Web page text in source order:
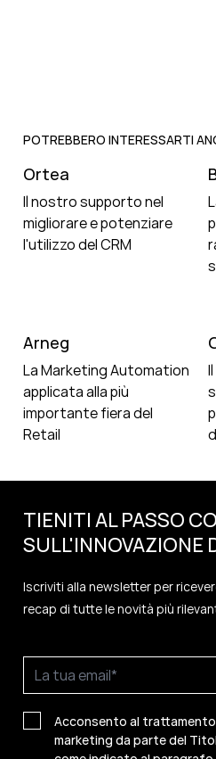
POTREBBERO INTERESSARTI
Ortea
Il nostro supporto nel
migliorare e potenziare
l'utilizzo del CRM
Arneg
La Marketing Automation
applicata alla più
importante fiera del
Retail
TIENITI AL PASSO
SULL'INNOVAZIONE
Iscriviti alla newsletter per
recap di tutte le novità più
Acconsento al
marketing da parte del